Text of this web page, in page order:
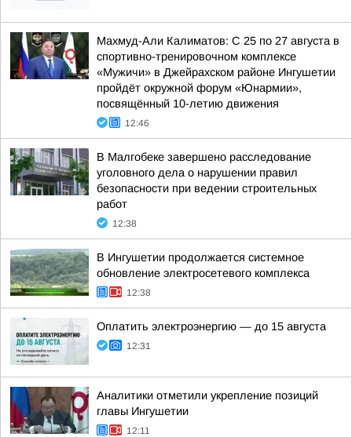
Махмуд-Али Калиматов: С 25 по 27 августа в
спортивно-тренировочном комплексе
«Мужичи» в Джейрахском районе Ингушетии
пройдёт окружной форум «Юнармии»,
посвящённый 10-летию движения
12:46
В Малгобеке завершено расследование
уголовного дела о нарушении правил
безопасности при ведении строительных
работ
12:38
В Ингушетии продолжается системное
обновление электросетевого комплекса
12:38
Оплатить электроэнергию — до 15 августа
12:31
Аналитики отметили укрепление позиций
главы Ингушетии
12:11